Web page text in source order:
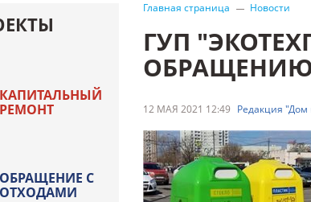
Главная страница Новости
ГУП
ОБРАЩЕНИЮ
12 МАЯ 2021 12:49 Редакция "Дом
КАПИТАЛЬНЫЙ
РЕМОНТ
ОБРАЩЕНИЕ С
ОТХОДАМИ